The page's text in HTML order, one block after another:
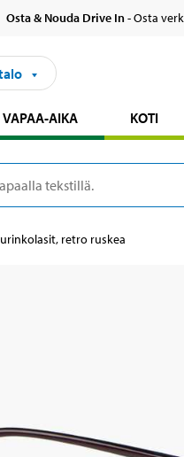
Osta & Nouda Drive In- Osta
VAPAA-AIKA KOTI
retro ruskea